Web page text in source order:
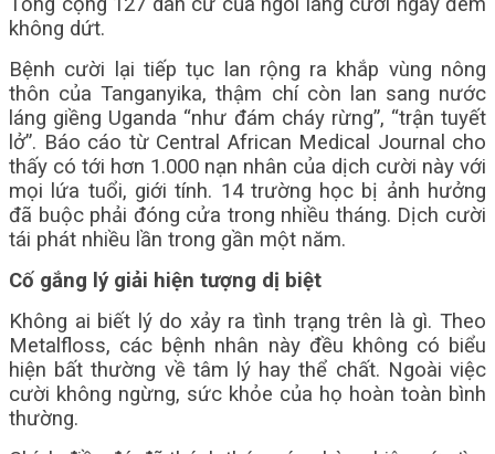
không dứt.
Bệnh cười lại tiếp tục lan rộng ra khắp vùng nông
thôn của Tanganyika, thậm chí còn lan sang nước
láng giềng Uganda “như đám cháy rừng”, “trận tuyết
lở”. Báo cáo từ Central African Medical Journal cho
thấy có tới hơn 1.000 nạn nhân của dịch cười này với
mọi lứa tuổi, giới tính. 14 trường học bị ảnh hưởng
đã buộc phải đóng cửa trong nhiều tháng. Dịch cười
tái phát nhiều lần trong gần một năm.
Cố gắng lý giải hiện tượng dị biệt
Không ai biết lý do xảy ra tình trạng trên là gì. Theo
Metalfloss, các bệnh nhân này đều không có biểu
hiện bất thường về tâm lý hay thể chất. Ngoài việc
cười không ngừng, sức khỏe của họ hoàn toàn bình
thường.